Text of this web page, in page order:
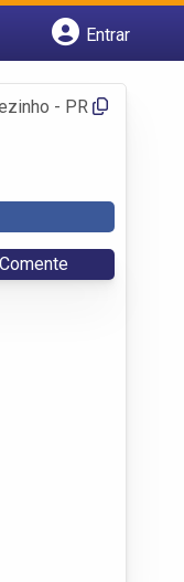
Entrar
- PR